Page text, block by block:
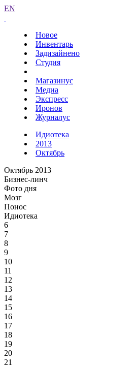
EN
Новое
Инвентарь
Задизайнено
Студия
Магазинус
Медиа
Экспресс
Иронов
Журналус
Идиотека
2013
Октябрь
Октябрь 2013
Бизнес-линч
Фото дня
Мозг
Понос
Идиотека
6
7
8
9
10
11
12
13
14
15
16
17
18
19
20
21